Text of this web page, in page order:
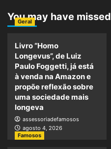
You may have missed
Geral
Livro “Homo
Longevus”, de Luiz
Paulo Foggetti, já está
à venda na Amazon e
propõe reflexão sobre
uma sociedade mais
longeva
assessoriadefamosos
agosto 4, 2026
Famosos